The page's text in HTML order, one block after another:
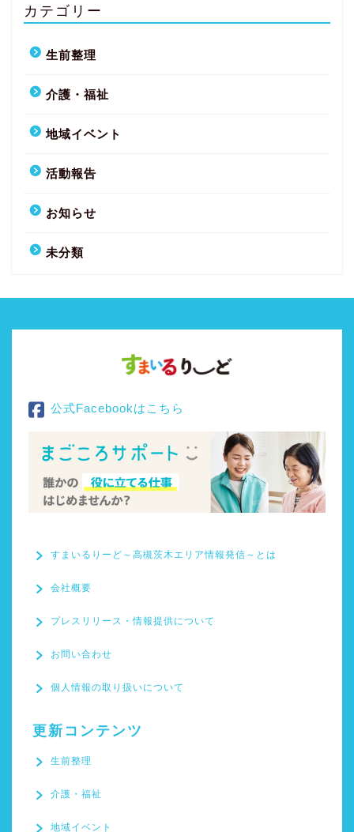
カテゴリー
生前整理
介護・福祉
地域イベント
活動報告
お知らせ
未分類
公式Facebookはこちら
すまいるりーど～高槻茨木エリア情報発信～とは
会社概要
プレスリリース・情報提供について
お問い合わせ
個人情報の取り扱いについて
更新コンテンツ
生前整理
介護・福祉
地域イベント